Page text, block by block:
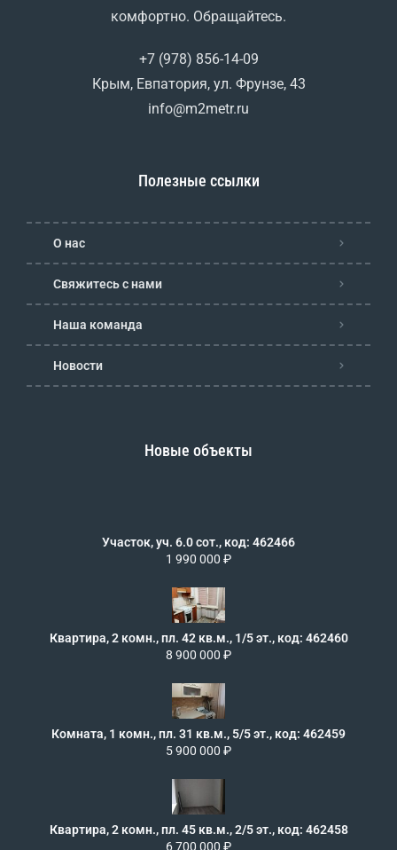
комфортно. Обращайтесь.
+7 (978) 856-14-09
Крым, Евпатория, ул. Фрунзе, 43
info@m2metr.ru
Полезные ссылки
О нас
Свяжитесь с нами
Наша команда
Новости
Новые объекты
Участок, уч. 6.0 сот., код: 462466
1 990 000 ₽
Квартира, 2 комн., пл. 42 кв.м., 1/5 эт., код: 462460
8 900 000 ₽
Комната, 1 комн., пл. 31 кв.м., 5/5 эт., код: 462459
5 900 000 ₽
Квартира, 2 комн., пл. 45 кв.м., 2/5 эт., код: 462458
6 700 000 ₽